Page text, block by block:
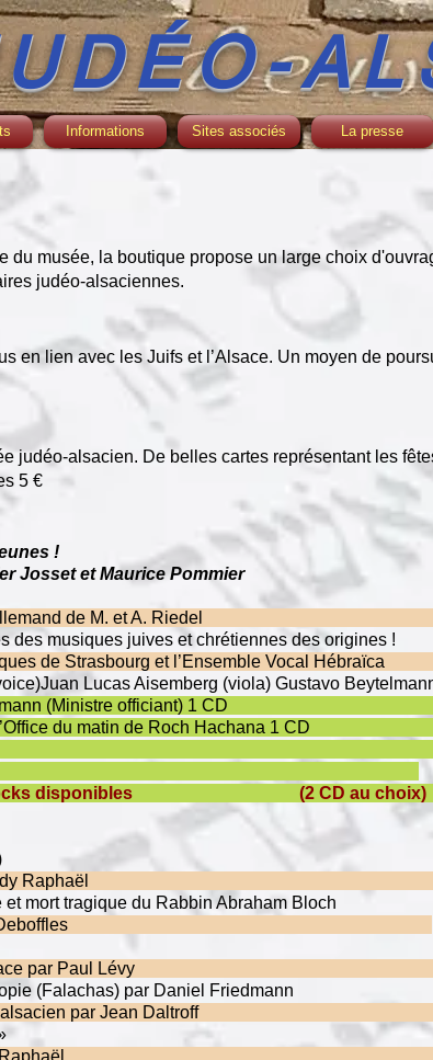
Informations Sites associés La presse
du musée, la boutique propose un large choix
judéo-alsaciennes.
en lien avec les Juifs et l’Alsace. Un moyen de
judéo-alsacien. De belles cartes représentant les
5 €
!
Josset et Maurice Pommier
ou allemand de M. et A.
des musiques juives et chrétiennes des
de Strasbourg et l’Ensemble Vocal
Lucas Aisemberg (viola) Gustavo
Michel Heymann (Ministre officiant)
de l’Office du matin de Roch
et d’aujourd’hui 1 CD
1 CD
des stocks disponibles
(2 CD au
(Ed. Nuée Bleue)
auteurs, dir. Freddy Raphaël
vie et mort tragique du Rabbin Abraham
Album de Xavier Deboffles
(colloque)
littérature d’Alsace par Paul Lévy
d’Éthiopie (Falachas) par Daniel
l’espace juif alsacien par Jean
la Grande Guerre »
Lorraine par Freddy Raphaël